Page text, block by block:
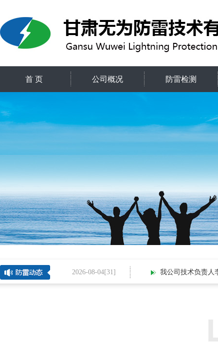
首 页 公司概况 防雷检测
2026-08-04[31] 我公司技术负责人李